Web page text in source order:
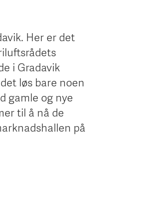
Her er det
i Gradavik
løs bare noen
gamle og nye
til å nå de
på